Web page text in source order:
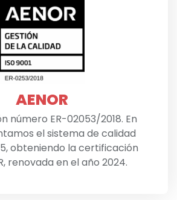
AENOR
número ER-02053/2018. En
el sistema de calidad
obteniendo la certificación
renovada en el año 2024.